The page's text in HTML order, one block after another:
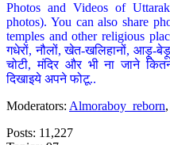
Photos and Videos of
photos). You can also share
temples and other religious
गधेरों, नौलों, खेत-खलिहानों, आड़ू-
चोटी, मंदिर और भी ना जाने
दिखाइये अपने फोटू..
Moderators: Almoraboy_reborn,
Posts: 11,227